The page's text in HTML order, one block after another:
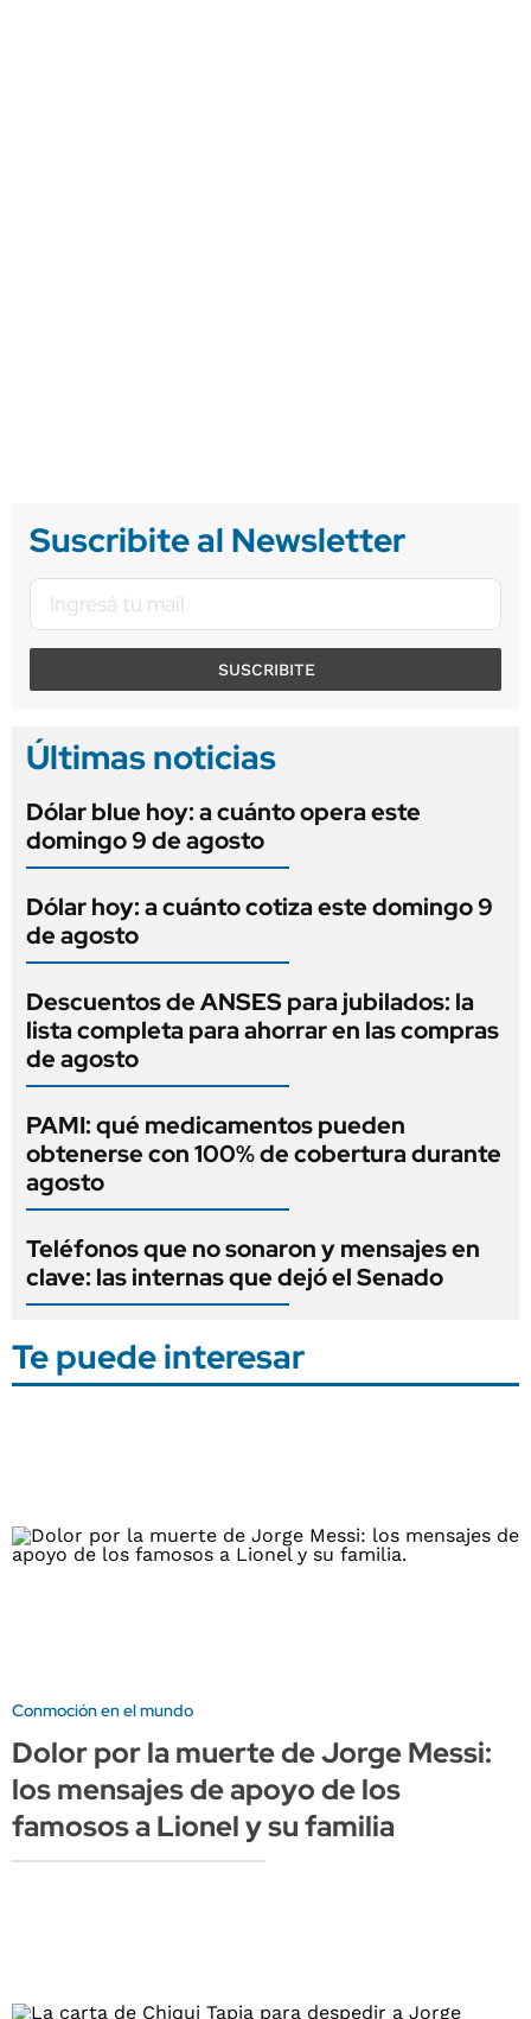
Suscribite al Newsletter
SUSCRIBITE
Últimas noticias
Dólar blue hoy: a cuánto opera este
domingo 9 de agosto
Dólar hoy: a cuánto cotiza este domingo 9
de agosto
Descuentos de ANSES para jubilados: la
lista completa para ahorrar en las compras
de agosto
PAMI: qué medicamentos pueden
obtenerse con 100% de cobertura durante
agosto
Teléfonos que no sonaron y mensajes en
clave: las internas que dejó el Senado
Te puede interesar
Conmoción en el mundo
Dolor por la muerte de Jorge Messi:
los mensajes de apoyo de los
famosos a Lionel y su familia